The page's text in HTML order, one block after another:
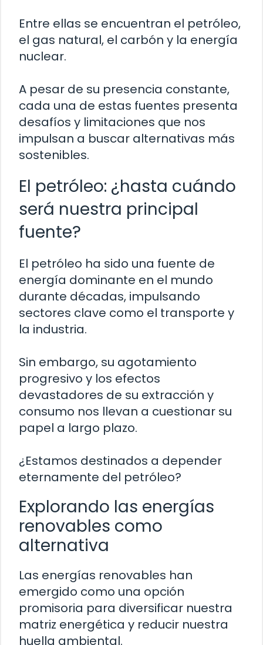
Entre ellas se encuentran el petróleo,
el gas natural, el carbón y la energía
nuclear.
A pesar de su presencia constante,
cada una de estas fuentes presenta
desafíos y limitaciones que nos
impulsan a buscar alternativas más
sostenibles.
El petróleo: ¿hasta cuándo
será nuestra principal
fuente?
El petróleo ha sido una fuente de
energía dominante en el mundo
durante décadas, impulsando
sectores clave como el transporte y
la industria.
Sin embargo, su agotamiento
progresivo y los efectos
devastadores de su extracción y
consumo nos llevan a cuestionar su
papel a largo plazo.
¿Estamos destinados a depender
eternamente del petróleo?
Explorando las energías
renovables como
alternativa
Las energías renovables han
emergido como una opción
promisoria para diversificar nuestra
matriz energética y reducir nuestra
huella ambiental.